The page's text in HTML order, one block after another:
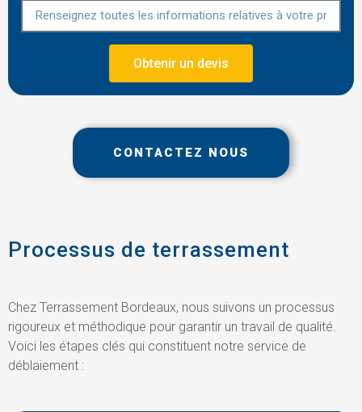
Obtenir un devis
CONTACTEZ NOUS
Processus de terrassement
Chez Terrassement Bordeaux, nous suivons un processus
rigoureux et méthodique pour garantir un travail de qualité.
Voici les étapes clés qui constituent notre service de
déblaiement :